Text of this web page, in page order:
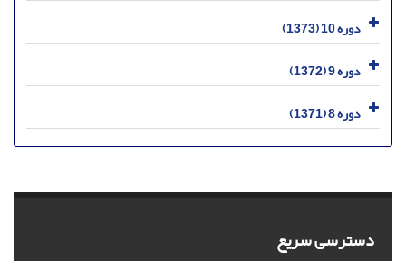
دوره 10 (1373)
دوره 9 (1372)
دوره 8 (1371)
دسترسی سریع